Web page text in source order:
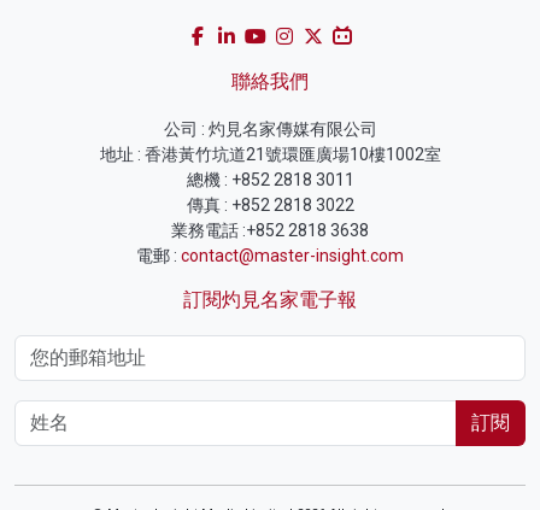
聯絡我們
公司 : 灼見名家傳媒有限公司
地址 : 香港黃竹坑道21號環匯廣場10樓1002室
總機 : +852 2818 3011
傳真 : +852 2818 3022
業務電話 :+852 2818 3638
電郵 : contact@master-insight.com
訂閱灼見名家電子報
訂閱